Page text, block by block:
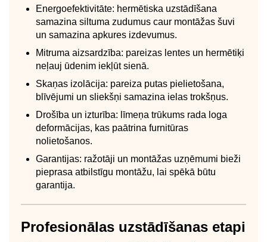
Energoefektivitāte: hermētiska uzstādīšana
samazina siltuma zudumus caur montāžas šuvi
un samazina apkures izdevumus.
Mitruma aizsardzība: pareizas lentes un hermētiķi
neļauj ūdenim iekļūt sienā.
Skaņas izolācija: pareiza putas pielietošana,
blīvējumi un sliekšņi samazina ielas trokšņus.
Drošība un izturība: līmeņa trūkums rada loga
deformācijas, kas paātrina furnitūras
nolietošanos.
Garantijas: ražotāji un montāžas uzņēmumi bieži
pieprasa atbilstīgu montāžu, lai spēkā būtu
garantija.
Profesionālas uzstādīšanas etapi